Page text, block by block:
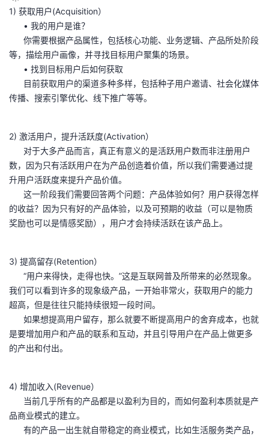
1) 获取用户(Acquisition）
• 我的用户是谁？
你需要根据产品属性，包括核心功能、业务逻辑、产品所处阶段
等，描绘用户画像，并寻找目标用户聚集的场景。
• 找到目标用户后如何获取
目前获取用户的渠道多种多样，包括种子用户邀请、社会化媒体
传播、搜索引擎优化、线下推广等等。
2) 激活用户，提升活跃度(Activation）
对于大多产品而言，真正有意义的是活跃用户数而非注册用户
数，因为只有活跃用户在为产品创造着价值，所以我们需要通过提
升用户活跃度来提升产品价值。
这一阶段我们需要回答两个问题：产品体验如何？用户获得怎样
的收益？因为只有好的产品体验，以及可预期的收益（可以是物质
奖励也可以是情感奖励），用户才会持续活跃在该产品上。
3) 提高留存(Retention）
“用户来得快，走得也快。”这是互联网普及所带来的必然现象。
我们可以看到许多的现象级产品，一开始非常火，获取用户的能力
超高，但是往往只能持续很短一段时间。
如果想提高用户留存，那么就要不断提高用户的舍弃成本，也就
是要增加用户和产品的联系和互动，并且引导用户在产品上做更多
的产出和付出。
4) 增加收入(Revenue）
当前几乎所有的产品都是以盈利为目的，而如何盈利本质就是产
品商业模式的建立。
有的产品一出生就自带稳定的商业模式，比如生活服务类产品，